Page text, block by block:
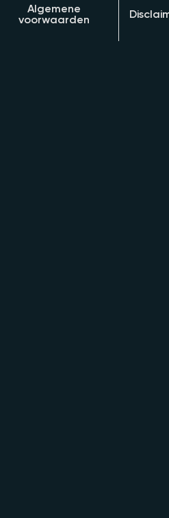
Algemene
voorwaarden